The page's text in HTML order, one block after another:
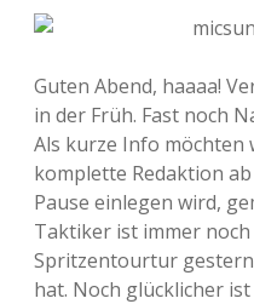
Guten Abend, haaaa!
in der Früh. Fast noch
Als kurze Info möchten
komplette Redaktion
Pause einlegen wird,
Taktiker ist immer
Spritzentourtur
hat. Noch glücklicher